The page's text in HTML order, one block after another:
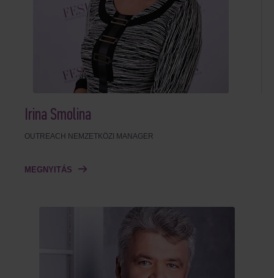
Irina Smolina
OUTREACH NEMZETKÖZI MANAGER
MEGNYITÁS